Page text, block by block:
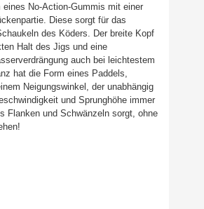
eines No-Action-Gummis mit einer
Diese sorgt für das
des Köders. Der breite Kopf
Halt des Jigs und eine
auch bei leichtestem
hat die Form eines Paddels,
Neigungswinkel, der unabhängig
und Sprunghöhe immer
Flanken und Schwänzeln sorgt, ohne